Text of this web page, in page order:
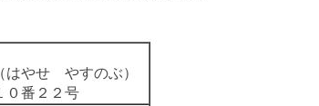
やせ やすのぶ）
０番２２号